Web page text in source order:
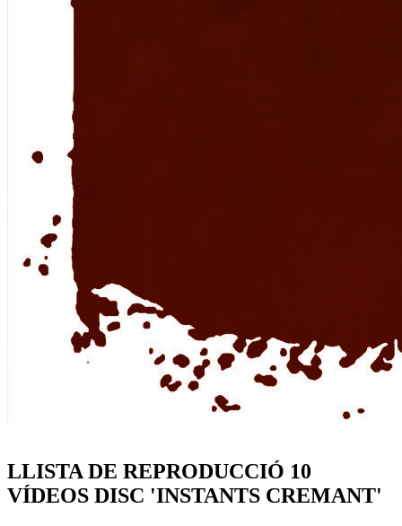
LLISTA DE REPRODUCCIÓ 10
VÍDEOS DISC 'INSTANTS CREMANT'